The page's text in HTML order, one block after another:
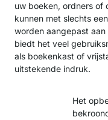
uw boeken, ordners of
kunnen met slechts
worden aangepast
biedt het veel
als boekenkast of
uitstekende indruk.
Het